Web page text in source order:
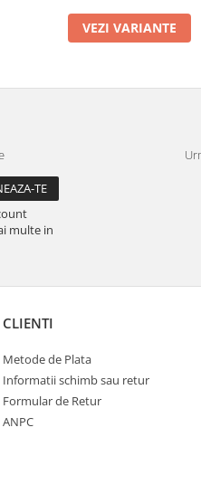
VEZI VARIANTE
multe in
CLIENTI
Metode de Plata
Informatii schimb sau retur
Formular de Retur
ANPC